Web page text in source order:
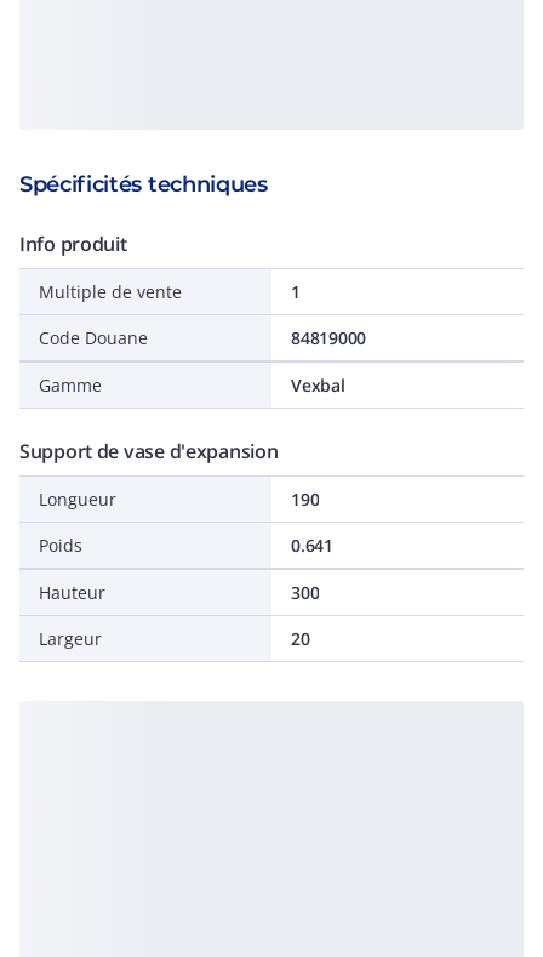
Spécificités techniques
Info produit
Multiple de vente
1
Code Douane
84819000
Gamme Vexbal
Support de vase d'expansion
Longueur
190
Poids
0.641
Hauteur
300
Largeur
20